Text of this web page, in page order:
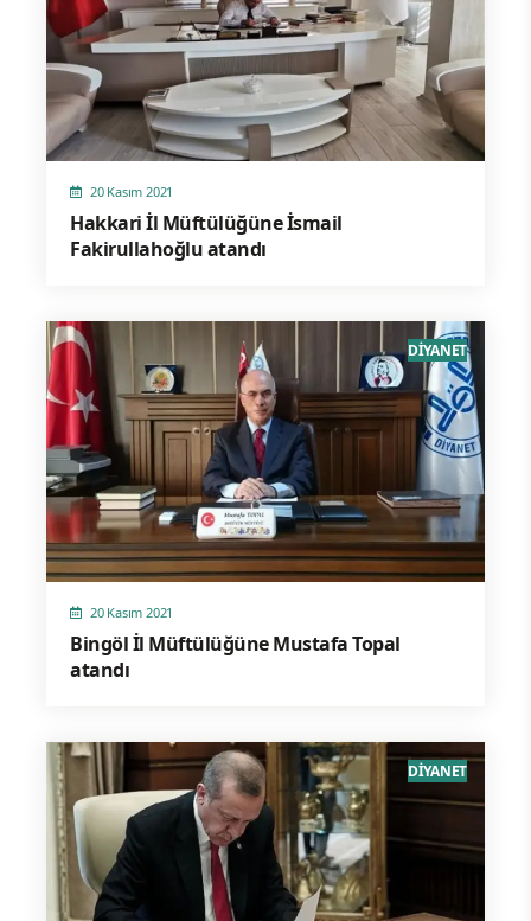
20 Kasım 2021
Hakkari İl Müftülüğüne İsmail
Fakirullahoğlu atandı
20 Kasım 2021
Bingöl İl Müftülüğüne Mustafa Topal
atandı
DİYANET
DİYANET